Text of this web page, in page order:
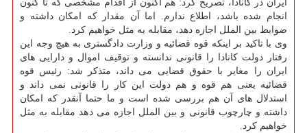
ایران در كانادا، تصریح كرد: هم اكنون از اقدام مشخصی كه تا كنون
انجام شده باشد، اطلاع ندارم. اما آن مقدار كه امكان داشته و
ضوابط بین الملل اجازه دهد، مقابله به مثل خواهیم كرد.
وی با تاكید بر اینكه قوه قضائیه و وزارت دادگستری به هیچ وجه این
رفتار دولت كانادا را قانونی ندانسته و توقیف اموال و دارایی های
ایران را مغایر با حقوق قضایی می داند، متذكر شد: رئیس قوه
قضائیه یعنی هم قوه و هم دولت این كار را قانونی نمی داند و
استدلال های آن هم بررسی شده است و ما حتما آنقدر كه امكان
داشته و چارچوب قانونی و بین الملل اجازه می دهد مقابله به مثل
خواهیم كرد.